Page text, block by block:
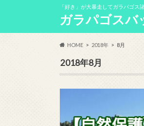
「好き」が大暴走してガラパゴ
ガラパゴスバ
HOME 2018年 8月
2018年8月